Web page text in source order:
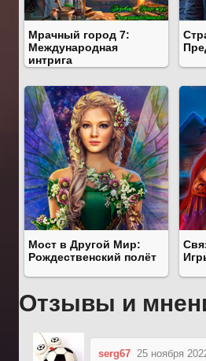
Мрачный город 7:
Международная
интрига
Мост в Другой Мир:
Рождественский полёт
Отзывы и
serg67 25 ноября